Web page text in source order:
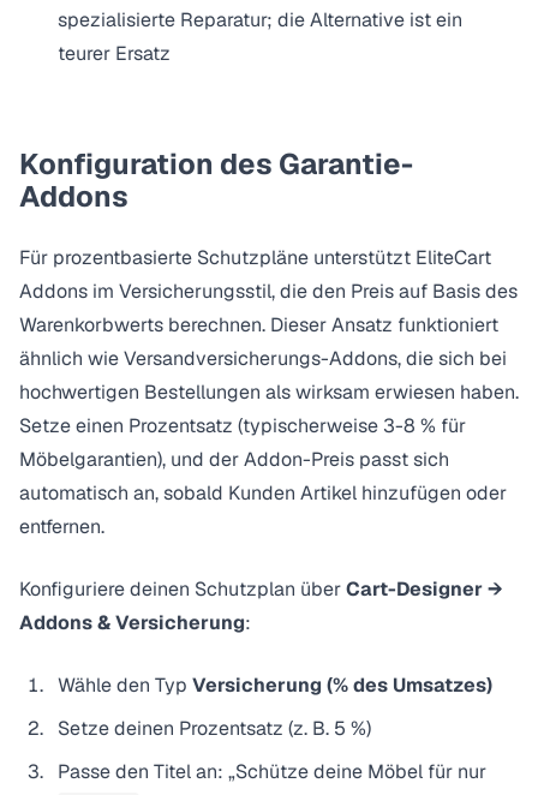
spezialisierte Reparatur; die Alternative ist ein
teurer Ersatz
Konfiguration des Garantie-
Addons
Für prozentbasierte Schutzpläne unterstützt EliteCart
Addons im Versicherungsstil, die den Preis auf Basis des
Warenkorbwerts berechnen. Dieser Ansatz funktioniert
ähnlich wieVersandversicherungs-Addons, die sich bei
hochwertigen Bestellungen als wirksam erwiesen haben.
Setze einen Prozentsatz (typischerweise 3-8 % für
Möbelgarantien), und der Addon-Preis passt sich
automatisch an, sobald Kunden Artikel hinzufügen oder
entfernen.
Konfiguriere deinen Schutzplan überCart-Designer →
Addons & Versicherung:
Wähle den Typ Versicherung (% des Umsatzes)
Setze deinen Prozentsatz (z. B. 5 %)
Passe den Titel an: „Schütze deine Möbel für nur